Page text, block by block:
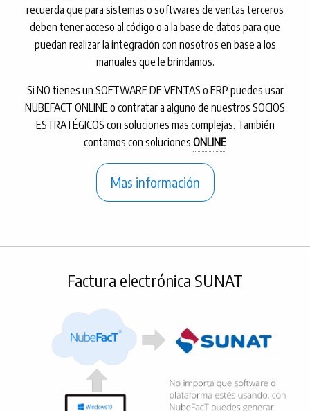
recuerda que para sistemas o softwares de ventas terceros
deben tener acceso al código o a la base de datos para que
puedan realizar la integración con nosotros en base a los
manuales que le brindamos.
Si NO tienes un SOFTWARE DE VENTAS o ERP puedes usar
NUBEFACT ONLINE o contratar a alguno de nuestros SOCIOS
ESTRATÉGICOS con soluciones mas complejas. También
contamos con soluciones ONLINE
Mas información
Factura electrónica SUNAT